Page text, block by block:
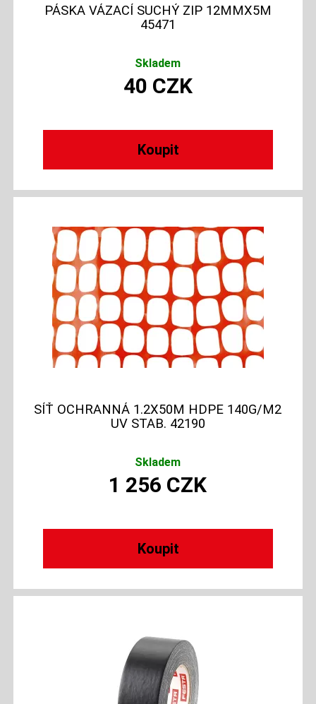
PÁSKA VÁZACÍ SUCHÝ ZIP 12MMX5M
45471
Skladem
40 CZK
SÍŤ OCHRANNÁ 1.2X50M HDPE 140G/M2
UV STAB. 42190
Skladem
1 256 CZK